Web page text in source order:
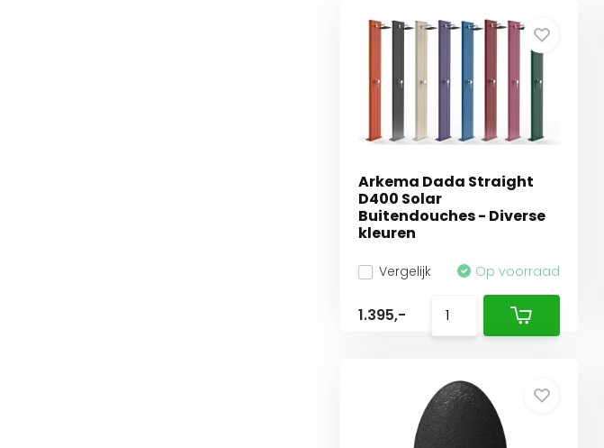
Arkema Dada Straight
D400 Solar
Buitendouches - Diverse
kleuren
Vergelijk Op voorraad
1.395,-